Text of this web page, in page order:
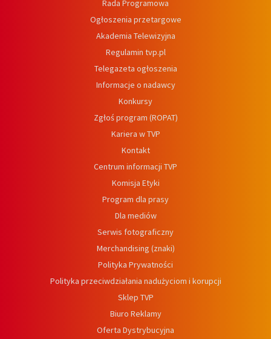
Rada Programowa
Ogłoszenia przetargowe
Akademia Telewizyjna
Regulamin tvp.pl
Telegazeta ogłoszenia
Informacje o nadawcy
Konkursy
Zgłoś program (ROPAT)
Kariera w TVP
Kontakt
Centrum informacji TVP
Komisja Etyki
Program dla prasy
Dla mediów
Serwis fotograficzny
Merchandising (znaki)
Polityka Prywatności
Polityka przeciwdziałania nadużyciom i korupcji
Sklep TVP
Biuro Reklamy
Oferta Dystrybucyjna